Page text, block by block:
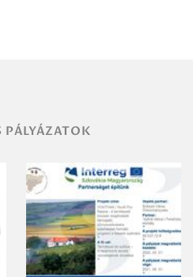
PÁLYÁZATOK